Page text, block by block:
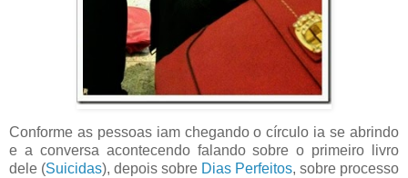
Conforme as pessoas iam chegando o círculo ia se abrindo
e a conversa acontecendo falando sobre o primeiro livro
dele (Suicidas), depois sobre Dias Perfeitos, sobre processo